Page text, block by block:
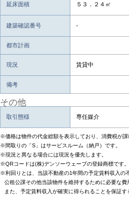
延床面積 ５３．２４㎡
建築確認番号 -
都市計画
現況 賃貸中
備考
その他
取引態様 専任媒介
※価格は物件の代金総額を表示しており、消費税が
※間取りの「S」はサービスルーム（納戸）です。
※現況と異なる場合には現況を優先します。
※QRコードは(株)デンソーウェーブの登録商標です。
※利回りとは、当該不動産の1年間の予定賃料収入の
公租公課その他当該物件を維持するために必要な費
また、予定賃料収入が確実に得られることを保証す